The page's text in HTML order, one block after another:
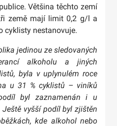
Většina těchto zemí
země mají limit 0,2 g/l a
cyklisty nestanovuje.
jedinou ze sledovaných
alkoholu a jiných
byla v uplynulém roce
u 31 % cyklistů – viníků
byl zaznamenán i u
vyšší podíl byl zjištěn
kde alkohol nebo